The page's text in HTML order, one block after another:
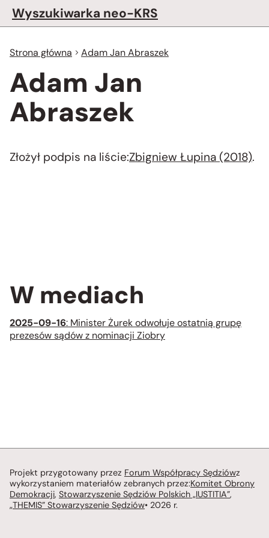
Wyszukiwarka neo-KRS
Strona główna Adam Jan Abraszek
Adam Jan
Abraszek
Złożył podpis na liście:Zbigniew Łupina (2018).
W mediach
2025-09-16: Minister Żurek odwołuje ostatnią grupę
prezesów sądów z nominacji Ziobry
Projekt przygotowany przez Forum Współpracy Sędziówz
wykorzystaniem materiałów zebranych przez:Komitet Obrony
Demokracji, Stowarzyszenie Sędziów Polskich „IUSTITIA”,
„THEMIS” Stowarzyszenie Sędziów• 2026 r.